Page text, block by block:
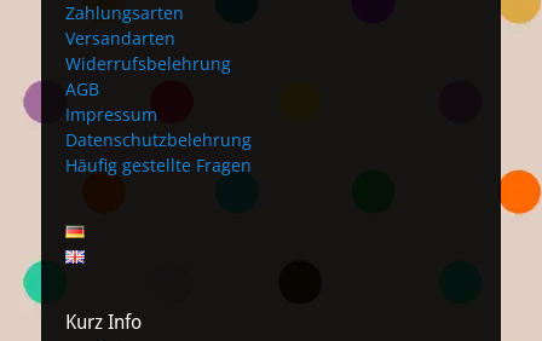
Zahlungsarten
Versandarten
Widerrufsbelehrung
AGB
Impressum
Datenschutzbelehrung
Häufig gestellte Fragen
Kurz Info